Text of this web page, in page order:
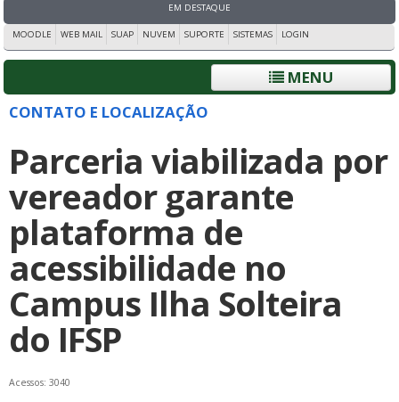
EM DESTAQUE
MOODLE WEB MAIL SUAP NUVEM SUPORTE SISTEMAS LOGIN
MENU
CONTATO E LOCALIZAÇÃO
Parceria viabilizada por
vereador garante
plataforma de
acessibilidade no
Campus Ilha Solteira
do IFSP
Acessos: 3040